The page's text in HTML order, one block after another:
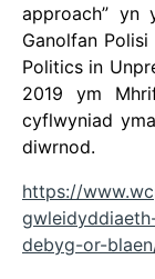
approach” yn
Ganolfan
Politics in
2019 ym
cyflwyniad
diwrnod.
https://
debyg-or-